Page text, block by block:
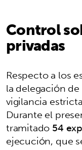
Control
privadas
Respecto a los
la delegación de
vigilancia
Durante el
tramitado54
ejecución, que